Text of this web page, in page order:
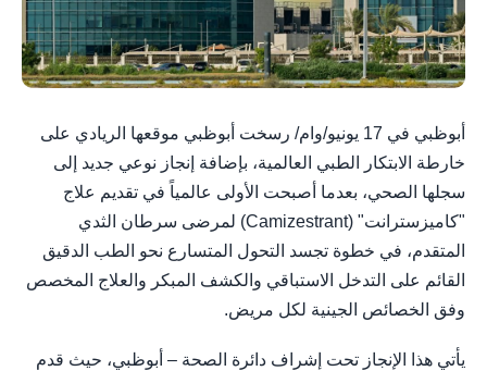
أبوظبي في 17 يونيو/وام/ رسخت أبوظبي موقعها الريادي على
خارطة الابتكار الطبي العالمية، بإضافة إنجاز نوعي جديد إلى
سجلها الصحي، بعدما أصبحت الأولى عالمياً في تقديم علاج
"كاميزسترانت" (Camizestrant) لمرضى سرطان الثدي
المتقدم، في خطوة تجسد التحول المتسارع نحو الطب الدقيق
القائم على التدخل الاستباقي والكشف المبكر والعلاج المخصص
وفق الخصائص الجينية لكل مريض.
يأتي هذا الإنجاز تحت إشراف دائرة الصحة – أبوظبي، حيث قدم